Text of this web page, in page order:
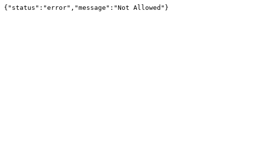
{"status":"error","message":"Not Allowed"}